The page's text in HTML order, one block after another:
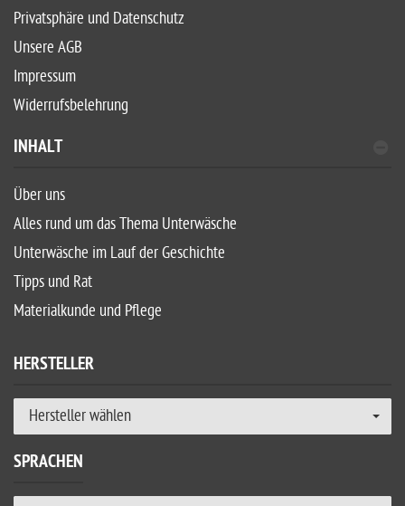
Privatsphäre und Datenschutz
Unsere AGB
Impressum
Widerrufsbelehrung
INHALT
Über uns
Alles rund um das Thema Unterwäsche
Unterwäsche im Lauf der Geschichte
Tipps und Rat
Materialkunde und Pflege
HERSTELLER
Hersteller wählen
SPRACHEN